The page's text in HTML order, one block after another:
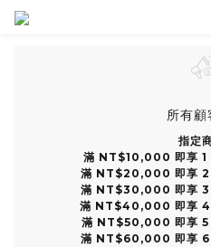
所有顧
指定
滿 NT$10,000 即享 1
滿 NT$20,000 即享 2
滿 NT$30,000 即享 3
滿 NT$40,000 即享 4
滿 NT$50,000 即享 5
滿 NT$60,000 即享 6